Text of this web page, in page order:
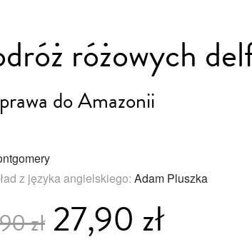
różowych
do Amazonii
z języka angielskiego: Adam Pluszka
zł27,90 zł